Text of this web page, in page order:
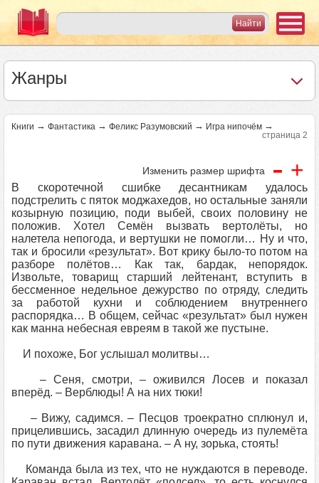
Жанры
Книги → Фантастика → Феликс Разумовский → Игра нипочём →
страница 2
Изменить размер шрифта - +
В скоротечной сшибке десантникам удалось
подстрелить с пяток моджахедов, но остальные заняли
козырную позицию, поди выбей, своих половину не
положив. Хотел Семён вызвать вертолёты, но
налетела непогода, и вертушки не помогли… Ну и что,
так и бросили «результат». Вот крику было-то потом на
разборе полётов… Как так, бардак, непорядок.
Извольте, товарищ старший лейтенант, вступить в
бессменное недельное дежурство по отряду, следить
за работой кухни и соблюдением внутреннего
распорядка… В общем, сейчас «результат» был нужен
как манна небесная евреям в такой же пустыне.
И похоже, Бог услышал молитвы…
– Сеня, смотри, – оживился Лосев и показал
вперёд. – Верблюды! А на них тюки!
– Вижу, садимся. – Песцов троекратно сплюнул и,
прицелившись, засадил длинную очередь из пулемёта
по пути движения каравана. – А ну, зорька, стоять!
Команда была из тех, что не нуждаются в переводе.